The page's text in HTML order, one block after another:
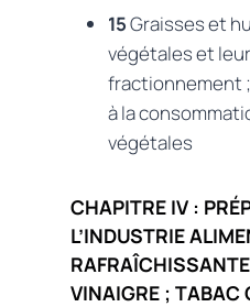
15Graisses et
végétales et
fractionnement
à la
végétales
CHAPITRE IV :
L’INDUSTRIE
VINAIGRE ; TABAC